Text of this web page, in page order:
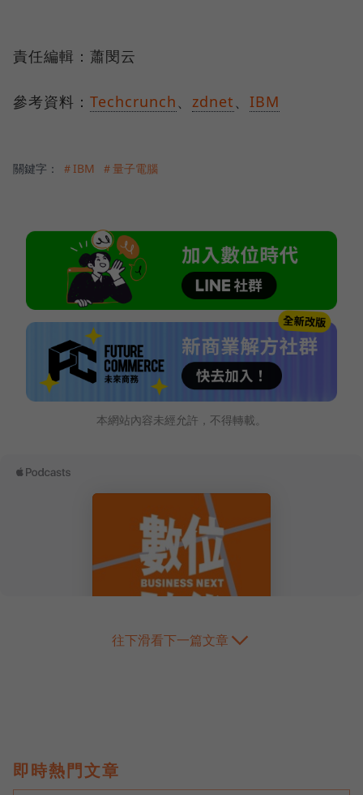
責任編輯：蕭閔云
參考資料： Techcrunch、 zdnet、 IBM
關鍵字： ＃IBM ＃量子電腦
本網站內容未經允許，不得轉載。
往下滑看下一篇文章
即時熱門文章